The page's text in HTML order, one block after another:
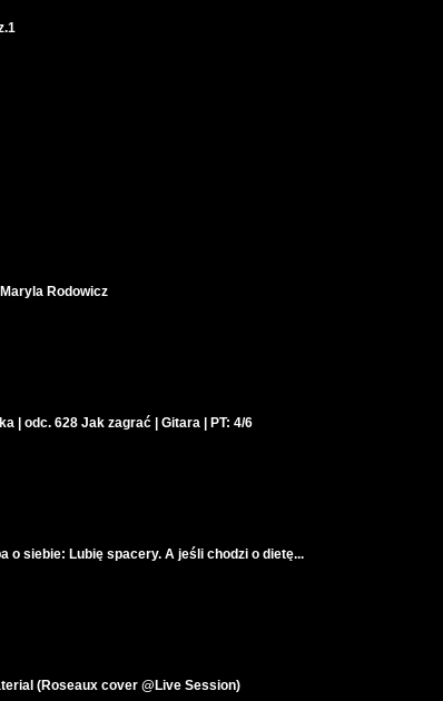
Rodowicz
| odc. 628 Jak zagrać | Gitara | PT: 4/6
o siebie: Lubię spacery. A jeśli chodzi o dietę...
(Roseaux cover @Live Session)